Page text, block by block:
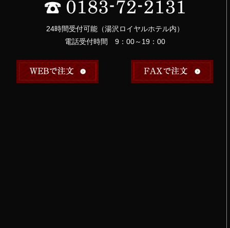
24時間受付可能（湯沢ロイヤルホテル内）
電話受付時間 9：00～19：00